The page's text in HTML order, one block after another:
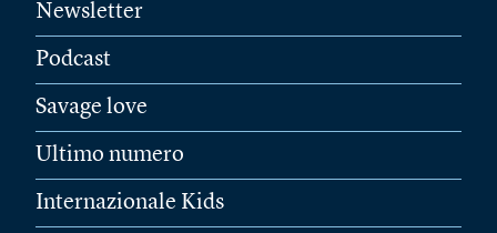
Newsletter
Podcast
Savage love
Ultimo numero
Internazionale Kids